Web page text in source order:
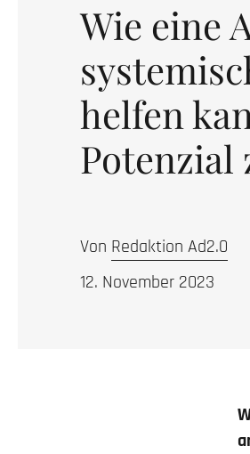
Wie eine
helfen
Potenzial
Von Redaktion Ad2.0
12. November 2023